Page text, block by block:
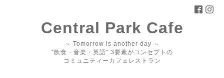
Central Park Cafe
～ Tomorrow is another day ～
"飲食・音楽・英語" 3要素がコンセプトの
コミュニティーカフェレストラン